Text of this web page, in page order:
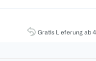
Gratis Lieferung ab